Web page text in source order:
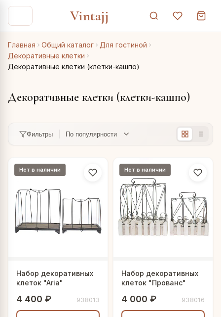
Vintajj
Главная Общий каталог
Для гостиной
Декоративные клетки
Декоративные клетки (клетки-кашпо)
Декоративные клетки (клетки-кашпо)
Фильтры
Нет в наличии
Набор декоративных
клеток "Aria"
4 400 ₽ 938013
Нет в наличии
Набор декоративных
клеток "Прованс"
4 000 ₽ 938016